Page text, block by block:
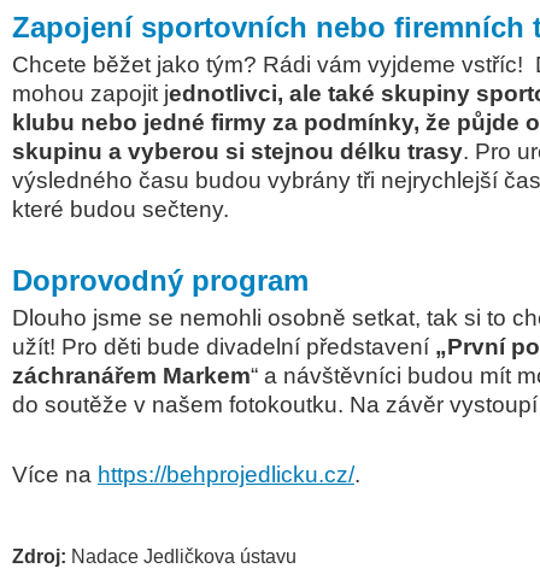
Zapojení sportovních nebo firemních
Chcete běžet jako tým? Rádi vám vyjdeme vstříc!
mohou zapojit jednotlivci, ale také skupiny
klubu nebo jedné firmy za podmínky, že půjde
skupinu a vyberou si stejnou délku trasy. Pro
výsledného času budou vybrány tři nejrychlejší
které budou sečteny.
Doprovodný program
Dlouho jsme se nemohli osobně setkat, tak si to
užít! Pro děti bude divadelní představení „První
záchranářem Markem“ a návštěvníci budou mít
do soutěže v našem fotokoutku. Na závěr
Více na https://behprojedlicku.cz/.
Zdroj: Nadace Jedličkova ústavu